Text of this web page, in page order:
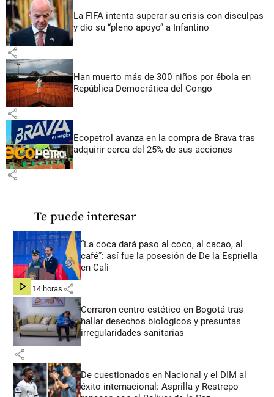
La FIFA intenta superar su crisis con disculpas
y dio su “pleno apoyo” a Infantino
share
Han muerto más de 300 niños por ébola en
República Democrática del Congo
share
Ecopetrol avanza en la compra de Brava tras
adquirir cerca del 25% de sus acciones
share
Te puede interesar
“La coca dará paso al coco, al cacao, al
café”: así fue la posesión de De la Espriella
en Cali
hace 14 horas share
Cerraron centro estético en Bogotá tras
hallar desechos biológicos y presuntas
irregularidades sanitarias
share
De cuestionados en Nacional y el DIM al
éxito internacional: Asprilla y Restrepo